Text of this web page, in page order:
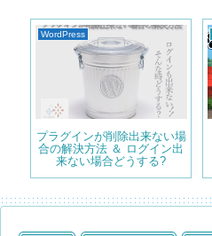
WordPress
【備忘録】データ反映されて
ないWordPress Popular
Posts ”Sorry. No data so